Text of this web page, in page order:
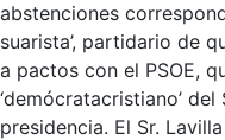
abstenciones
suarista’, partidario de
a pactos con el PSOE,
‘demócratacristiano’
presidencia. El Sr.